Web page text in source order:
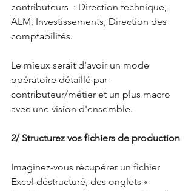
contributeurs  : Direction technique,
ALM, Investissements, Direction des
comptabilités.
Le mieux serait d'avoir un mode
opératoire détaillé par
contributeur/métier et un plus macro
avec une vision d'ensemble.
2/ Structurez vos fichiers de production
Imaginez-vous récupérer un fichier
Excel déstructuré, des onglets «